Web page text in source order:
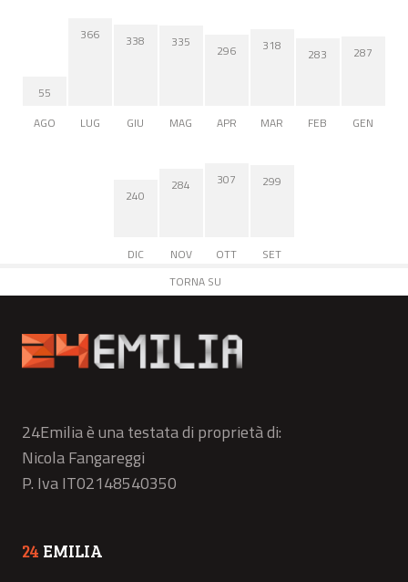
55
AGO
366
LUG
338
GIU
335
MAG
296
APR
318
MAR
283
FEB
287
GEN
240
DIC
284
NOV
307
OTT
299
SET
TORNA SU
24Emilia è una testata di proprietà di:
Nicola Fangareggi
P. Iva IT02148540350
24 EMILIA